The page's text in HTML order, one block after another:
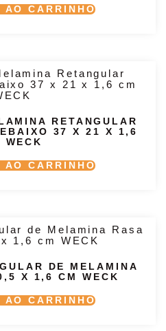
AO CARRINHO
RETANGULAR
37 X 21 X 1,6
WECK
AO CARRINHO
DE MELAMINA
X 1,6 CM WECK
AO CARRINHO